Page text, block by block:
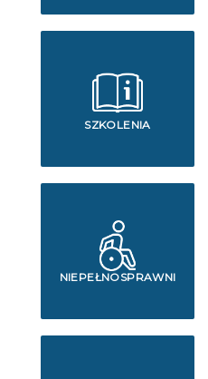
SZKOLENIA
NIEPEŁNOSPRAWNI